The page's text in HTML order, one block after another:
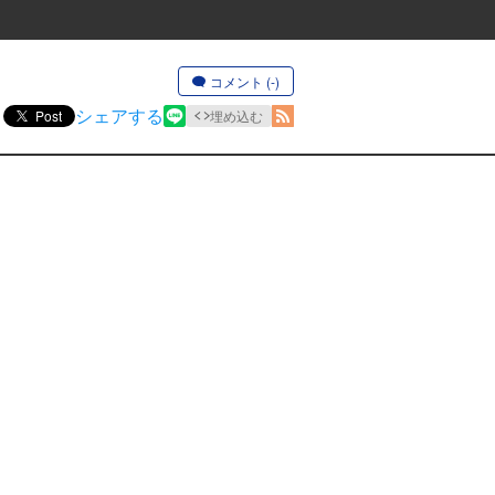
コメント (-)
Post シェアする 埋め込む